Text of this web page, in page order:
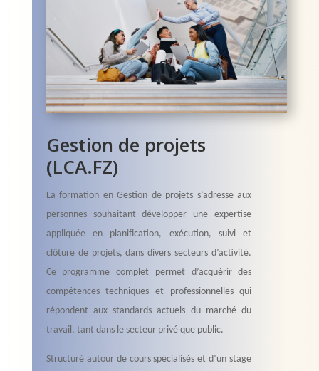
Gestion de projets
(LCA.FZ)
La formation en Gestion de projets s’adresse aux
personnes souhaitant développer une expertise
appliquée en planification, exécution, suivi et
clôture de projets, dans divers secteurs d’activité.
Ce programme complet permet d’acquérir des
compétences techniques et professionnelles qui
répondent aux standards actuels du marché du
travail, tant dans le secteur privé que public.
Structuré autour de cours spécialisés et d’un stage